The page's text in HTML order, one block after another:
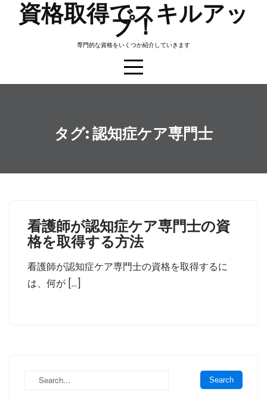
資格取得でスキルアッ
プ！
専門的な資格をいくつか紹介していきます
タグ:認知症ケア専門士
看護師が認知症ケア専門士の資
格を取得する方法
看護師が認知症ケア専門士の資格を取得するに
は、何が […]